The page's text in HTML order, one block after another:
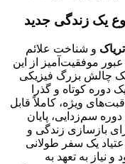
یک زندگی جدید
و شناخت علائم
موفقیت‌آمیز از این
چالش بزرگ فیزیکی
دوره کوتاه و گذرا
ویژه، کاملاً قابل
سم‌زدایی، پایان
بازسازی زندگی و
یک سفر طولانی
نیاز به تعهد به